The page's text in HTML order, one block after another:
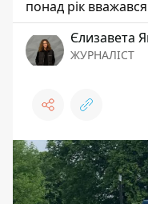
понад рік
Єлизавета
ЖУРНАЛІСТ